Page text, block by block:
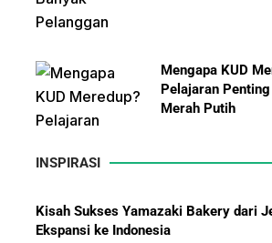
Mengapa KUD
Pelajaran
Merah Putih
10 Bisnis yang
INSPIRASI
Kisah Sukses Yamazaki Bakery dari
Ekspansi ke Indonesia